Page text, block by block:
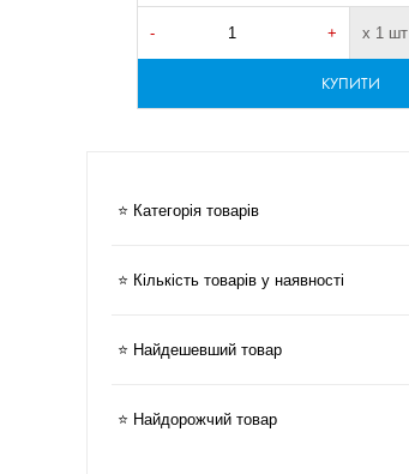
- + х 1 шт
КУПИТИ
⭐ Категорія товарів
⭐ Кількість товарів у наявності
⭐ Найдешевший товар
⭐ Найдорожчий товар